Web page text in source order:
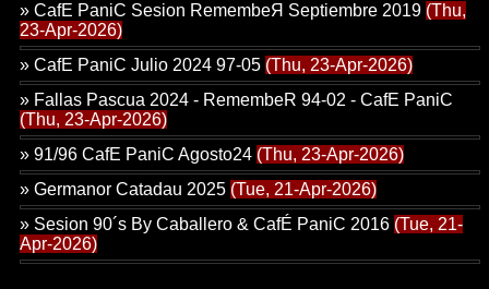
» CafE PaniC Sesion RemembeЯ Septiembre 2019 (Thu,
23-Apr-2026)
» CafE PaniC Julio 2024 97-05 (Thu, 23-Apr-2026)
» Fallas Pascua 2024 - RemembeR 94-02 - CafE PaniC
(Thu, 23-Apr-2026)
» 91/96 CafE PaniC Agosto24 (Thu, 23-Apr-2026)
» Germanor Catadau 2025 (Tue, 21-Apr-2026)
» Sesion 90´s By Caballero & CafÉ PaniC 2016 (Tue, 21-
Apr-2026)